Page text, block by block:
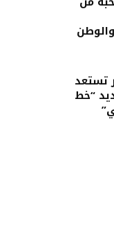
تستعد
“خط